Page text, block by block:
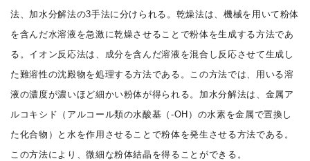
法、加水分解法の3手法に分けられる。乾燥法は、機械を用いて粉体
を含んだ水溶液を急激に乾燥させることで粉体を生成する方法であ
る。イオン反応法は、成分を含んだ溶液を混合し反応させて生成し
た難溶性の沈殿物を処理する方法である。この方法では、用いる溶
液の濃度が濃いほど細かい粉体が得られる。加水分解法は、金属ア
ルコキシド（アルコール類の水酸基（-OH）の水素を金属で置換し
た化合物）と水を作用させることで粉体を発生させる方法である。
この方法により、微細な粉体結晶を得ることができる。